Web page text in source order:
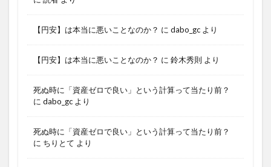
【円安】は本当に悪いことなのか？ に dabo_gc より
【円安】は本当に悪いことなのか？ に 鈴木秀則 より
死ぬ時に「資産ゼロで良い」という計算って当たり前？
に dabo_gc より
死ぬ時に「資産ゼロで良い」という計算って当たり前？
に ちりとて より